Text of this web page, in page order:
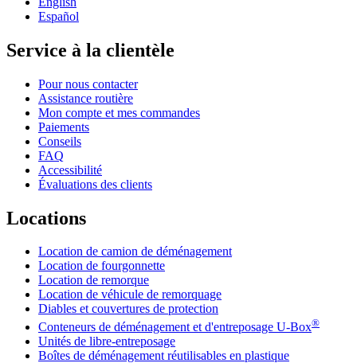
Español
Service à la clientèle
Pour nous contacter
Assistance routière
Mon compte et mes commandes
Paiements
Conseils
FAQ
Accessibilité
Évaluations des clients
Locations
Location de camion de déménagement
Location de fourgonnette
Location de remorque
Location de véhicule de remorquage
Diables et couvertures de protection
Conteneurs de déménagement et d'entreposage U-Box®
Unités de libre-entreposage
Boîtes de déménagement réutilisables en plastique